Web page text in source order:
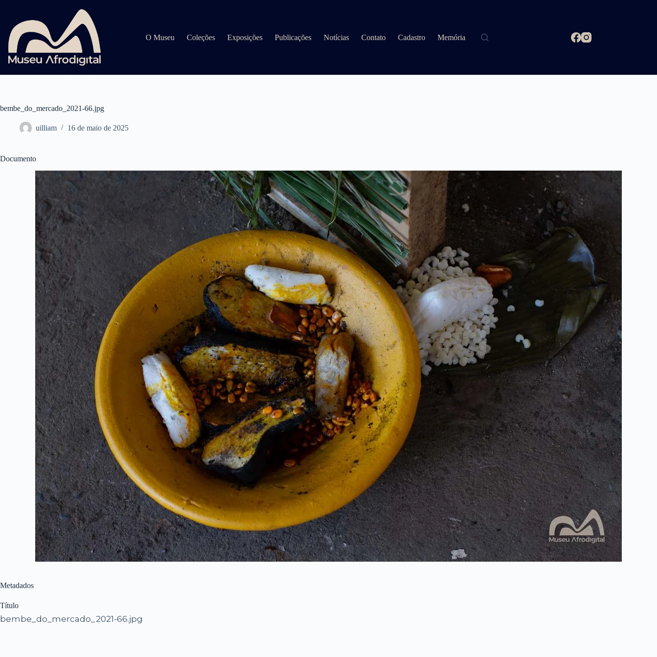
conteúdo
O Museu
Coleções Exposições Publicações Notícias Contato Cadastro Memória
bembe_do_mercado_2021-66.jpg
uilliam 16 de maio de 2025
Documento
Metadados
Título
bembe_do_mercado_2021-66.jpg